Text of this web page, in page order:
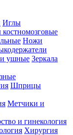
Иглы
Ножи
ушные Зеркала
Шприцы
Метчики и
и гинекология
Хирургия